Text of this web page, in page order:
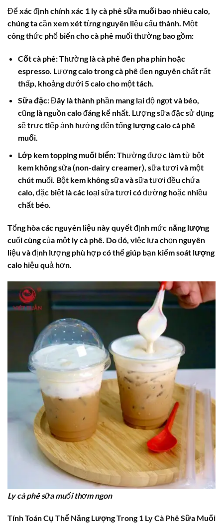
Để xác định chính xác 1 ly cà phê sữa muối bao nhiêu calo,
chúng ta cần xem xét từng nguyên liệu cấu thành. Một
công thức phổ biến cho cà phê muối thường bao gồm:
Cốt cà phê:Thường là cà phê đen pha phin hoặc
espresso. Lượng calo trong cà phê đen nguyên chất rất
thấp, khoảng dưới 5 calo cho một tách.
Sữa đặc:Đây là thành phần mang lại độ ngọt và béo,
cũng là nguồn calo đáng kể nhất. Lượng sữa đặc sử dụng
sẽ trực tiếp ảnh hưởng đến tổnglượng calo cà phê
muối.
Lớp kem topping muối biển:Thường được làm từ bột
kem không sữa (non-dairy creamer), sữa tươi và một
chút muối. Bột kem không sữa và sữa tươi đều chứa
calo, đặc biệt là các loại sữa tươi có đường hoặc nhiều
chất béo.
Tổng hòa các nguyên liệu này quyết định mức năng lượng
cuối cùng của một ly cà phê. Do đó, việc lựa chọn nguyên
liệu và định lượng phù hợp có thể giúp bạn kiểm soát lượng
calo hiệu quả hơn.
Ly cà phê sữa muối thơm ngon
Tính Toán Cụ Thể Năng Lượng Trong 1 Ly Cà Phê Sữa Muối